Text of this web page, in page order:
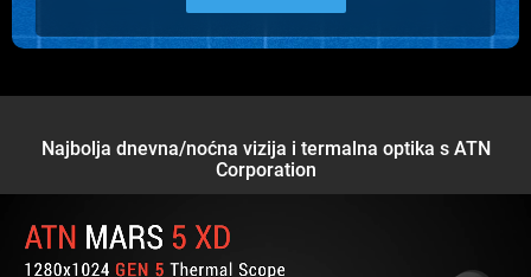
Najbolja dnevna/noćna vizija i termalna optika s ATN
Corporation